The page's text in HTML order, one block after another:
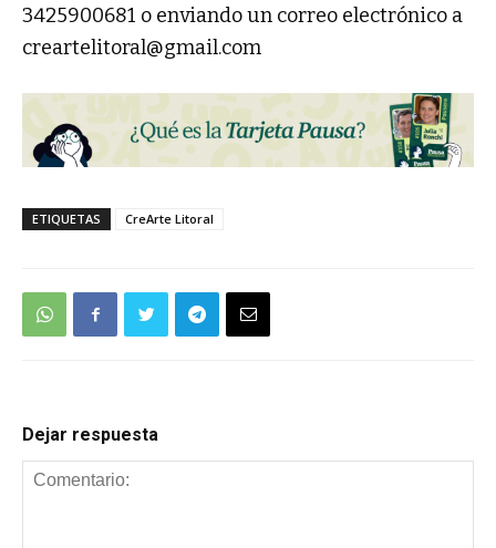
3425900681 o enviando un correo electrónico a
creartelitoral@gmail.com
ETIQUETAS CreArte Litoral
Dejar respuesta